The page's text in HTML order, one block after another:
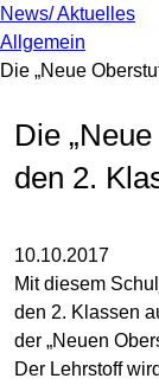
News/ Aktuelles
Allgemein
Die „Neue
Die
den 2.
10.10.2017
Mit diesem
den 2. Klassen
der „Neuen
Der Lehrstoff